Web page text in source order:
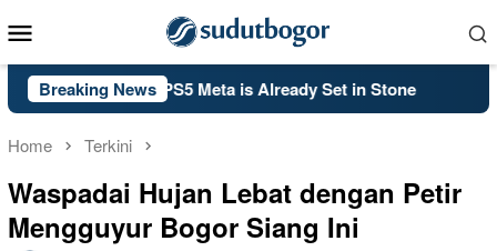
to
Menu
Breaking News
Ops 2’s PS5 Meta is Already Set in Stone
Home Terkini
Waspadai Hujan Lebat dengan Petir
Mengguyur Bogor Siang Ini